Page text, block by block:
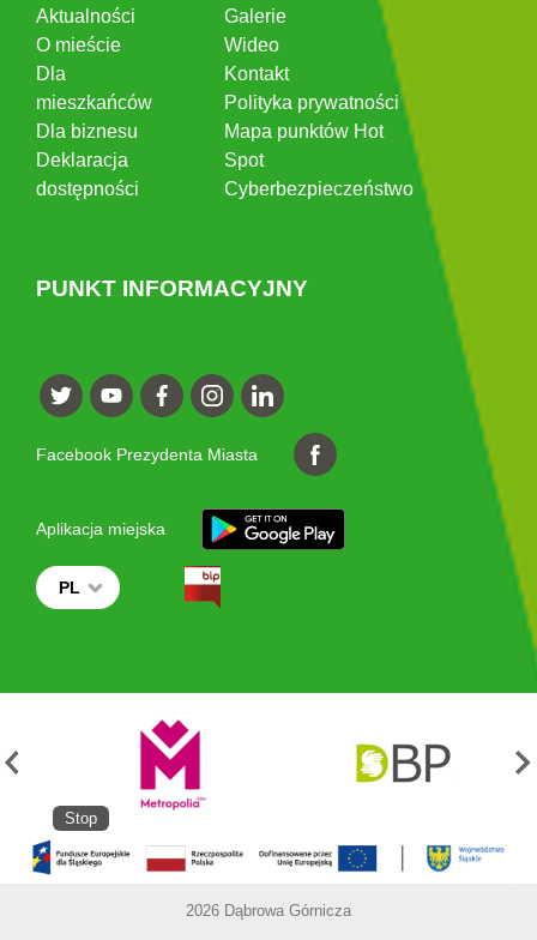
Aktualności
O mieście
Dla
mieszkańców
Dla biznesu
Deklaracja
dostępności
Galerie
Wideo
Kontakt
Polityka prywatności
Mapa punktów Hot
Spot
Cyberbezpieczeństwo
PUNKT INFORMACYJNY
Facebook Prezydenta Miasta
Aplikacja miejska
PL
Stop
2026 Dąbrowa Górnicza